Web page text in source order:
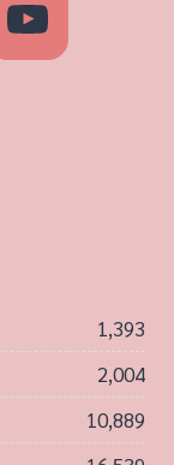
1,393
2,004
10,889